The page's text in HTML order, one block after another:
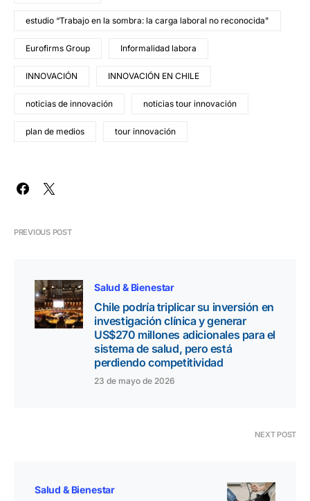
estudio “Trabajo en la sombra: la carga laboral no reconocida"
Eurofirms Group Informalidad labora
INNOVACIÓN INNOVACIÓN EN CHILE
noticias de innovación noticias tour innovación
plan de medios tour innovación
PREVIOUS POST
Salud & Bienestar
Chile podría triplicar su inversión en
investigación clínica y generar
US$270 millones adicionales para el
sistema de salud, pero está
perdiendo competitividad
23 de mayo de 2026
NEXT POST
Salud & Bienestar